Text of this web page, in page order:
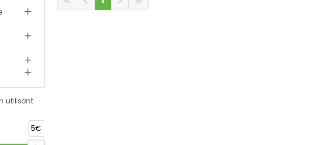
utilisant
5€